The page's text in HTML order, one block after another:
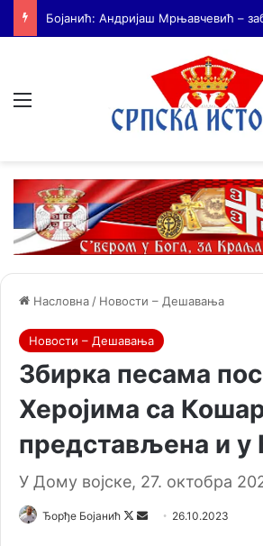
Насловна / Новости – Дешавања
Новости – Дешавања
Збирка песама
Херојима са
представљена и
У Дому војске, 27. октобра
Ђорђе Бојанић
F
26.10.2023